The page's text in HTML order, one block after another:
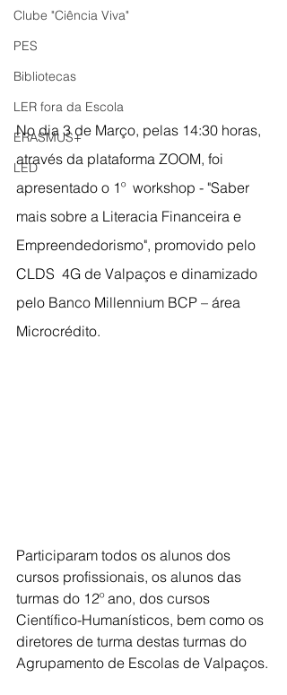
Clube "Ciência Viva"
PES
Bibliotecas
LER fora da Escola
ERASMUS+
LED
No dia 3 de Março, pelas 14:30 horas,
através da plataforma ZOOM, foi
apresentado o 1º  workshop - "Saber
mais sobre a Literacia Financeira e
Empreendedorismo", promovido pelo
CLDS  4G de Valpaços e dinamizado
pelo Banco Millennium BCP – área
Microcrédito.
Participaram todos os alunos dos
cursos profissionais, os alunos das
turmas do 12º ano, dos cursos
Científico-Humanísticos, bem como os
diretores de turma destas turmas do
Agrupamento de Escolas de Valpaços.